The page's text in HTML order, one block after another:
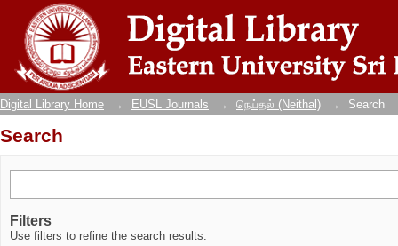
Search
Digital Library Home → EUSL Journals → நெய்தல் (Neithal) → Search
Search
Filters
Use filters to refine the search results.